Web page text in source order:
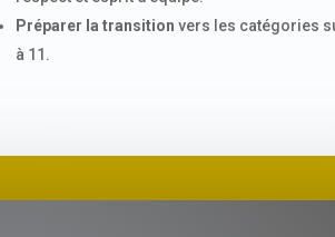
Préparer la transition vers les catégories
à 11.